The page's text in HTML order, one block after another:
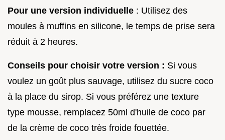
Pour une version individuelle : Utilisez des
moules à muffins en silicone, le temps de prise sera
réduit à 2 heures.
Conseils pour choisir votre version : Si vous
voulez un goût plus sauvage, utilisez du sucre coco
à la place du sirop. Si vous préférez une texture
type mousse, remplacez 50ml d'huile de coco par
de la crème de coco très froide fouettée.